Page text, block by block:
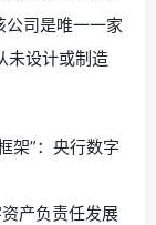
司是唯一一家
未设计或制造
架”：央行数字
产负责任发展